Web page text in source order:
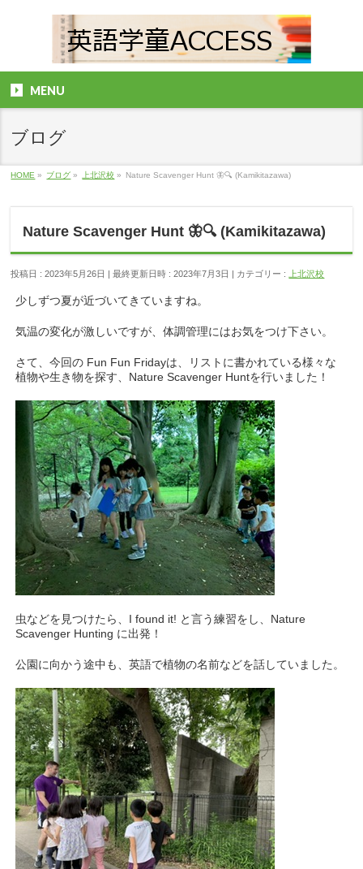
MENU
ブログ
HOME » ブログ » 上北沢校 » Nature Scavenger Hunt 🦋🔍 (Kamikitazawa)
Nature Scavenger Hunt 🦋🔍 (Kamikitazawa)
投稿日 : 2023年5月26日 最終更新日時 : 2023年7月3日 カテゴリー : 上北沢校
少しずつ夏が近づいてきていますね。
気温の変化が激しいですが、体調管理にはお気をつけ下さい。
さて、今回の Fun Fun Fridayは、リストに書かれている様々な
植物や生き物を探す、Nature Scavenger Huntを行いました！
虫などを見つけたら、I found it! と言う練習をし、Nature
Scavenger Hunting に出発！
公園に向かう途中も、英語で植物の名前などを話していました。